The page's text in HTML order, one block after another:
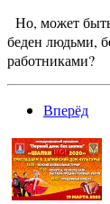
Но, может
беден людьми,
работниками?
Вперёд